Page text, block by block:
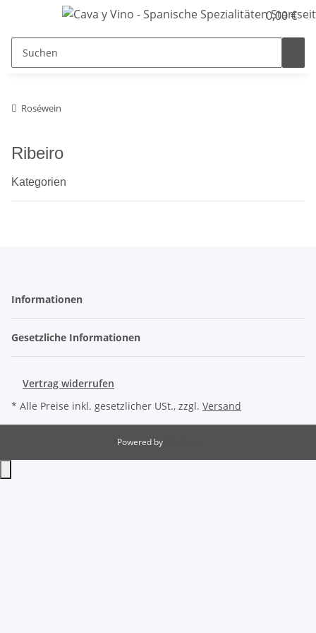
0,00 €
Roséwein
Ribeiro
Kategorien
Informationen
Gesetzliche Informationen
Vertrag widerrufen
* Alle Preise inkl. gesetzlicher USt., zzgl. Versand
Powered by